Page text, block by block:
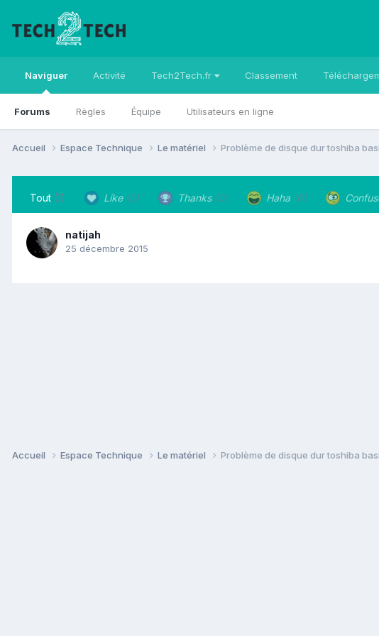
Naviguer
Forums Règles Équipe Utilisateurs en ligne
Activité Tech2Tech.fr Classement
Accueil Espace Technique Le matériel Problème de disque dur toshiba
Tout (1) Like (0) Thanks (0) Haha (0)
natijah
25 décembre 2015
Accueil Espace Technique Le matériel Problème de disque dur toshiba